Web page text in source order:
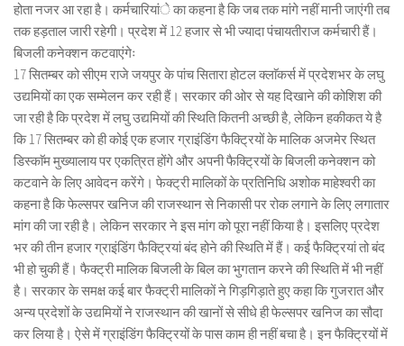
होता नजर आ रहा है। कर्मचारियांे का कहना है कि जब तक मांगे नहीं मानी जाएंगी तब
तक हड़ताल जारी रहेगी। प्रदेश में 12 हजार से भी ज्यादा पंचायतीराज कर्मचारी हैं।
बिजली कनेक्शन कटवाएंगेः
17 सितम्बर को सीएम राजे जयपुर के पांच सितारा होटल क्लाॅकर्स में प्रदेशभर के लघु
उद्यमियों का एक सम्मेलन कर रही हैं। सरकार की ओर से यह दिखाने की कोशिश की
जा रही है कि प्रदेश में लघु उद्यमियों की स्थिति कितनी अच्छी है, लेकिन हकीकत ये है
कि 17 सितम्बर को ही कोई एक हजार ग्राइंडिंग फैक्ट्रियों के मालिक अजमेर स्थित
डिस्काॅम मुख्यालाय पर एकत्रित होंगे और अपनी फैक्ट्रियों के बिजली कनेक्शन को
कटवाने के लिए आवेदन करेंगे। फेक्ट्री मालिकों के प्रतिनिधि अशोक माहेश्वरी का
कहना है कि फेल्सपर खनिज की राजस्थान से निकासी पर रोक लगाने के लिए लगातार
मांग की जा रही है। लेकिन सरकार ने इस मांग को पूरा नहीं किया है। इसलिए प्रदेश
भर की तीन हजार ग्राइंडिंग फैक्ट्रियां बंद होने की स्थिति में हैं। कई फैक्ट्रियां तो बंद
भी हो चुकी हैं। फैक्ट्री मालिक बिजली के बिल का भुगतान करने की स्थिति में भी नहीं
है। सरकार के समक्ष कई बार फैक्ट्री मालिकों ने गिड़गिड़ाते हुए कहा कि गुजरात और
अन्य प्रदेशों के उद्यमियों ने राजस्थान की खानों से सीधे ही फेल्सपर खनिज का सौदा
कर लिया है। ऐसे में ग्राइंडिंग फैक्ट्रियों के पास काम ही नहीं बचा है। इन फैक्ट्रियों में